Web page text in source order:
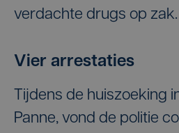
verdachte drugs op zak.
Vier arrestaties
Tijdens de huiszoeking
Panne, vond de politie